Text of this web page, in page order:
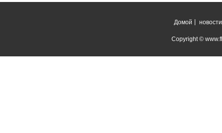
Домой новости
Copyright ©